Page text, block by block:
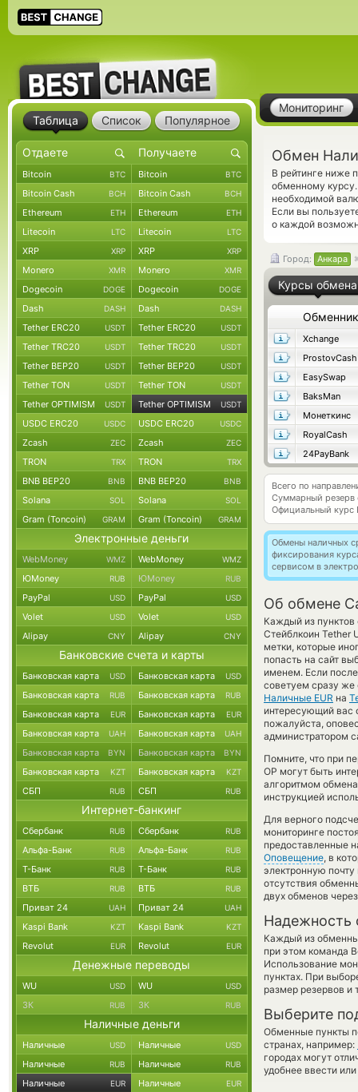
Мониторинг
Обмен
В рейтинге ниже
обменному
необходимой
Если вы
о каждой
Город: Анкара
Курсы обмена
Обменник
Xchange
ProstovCash
EasySwap
BaksMan
Монеткинс
RoyalCash
24PayBank
Всего по
Суммарный резерв
Официальный курс
Обмены наличных
фиксирования
сервисом в
Об обмене
Каждый из пунктов
Стейблкоин Tether
метки, которые
попасть на сайт
именем. Если
советуем сразу же
Наличные EUR на
интересующий вас
пожалуйста,
администратором
Помните, что при
OP могут быть
алгоритмом
инструкцией
Для верного
мониторинге
предоставленные
Оповещение, в
электронную почту
отсутствия
двух обменов
Надежность
Каждый из
при этом команда
Использование
пунктах. При
размер резервов и
Выберите
Обменные пункты
странах, например:
городах могут
удобнее ввести
Таблица Список Популярное
Bitcoin BTC Bitcoin BTC
Bitcoin Cash BCH Bitcoin Cash BCH
Ethereum ETH Ethereum ETH
Litecoin LTC Litecoin LTC
XRP XRP XRP XRP
Monero XMR Monero XMR
Dogecoin DOGE Dogecoin DOGE
Dash DASH Dash DASH
Tether ERC20 USDT Tether ERC20 USDT
Tether TRC20 USDT Tether TRC20 USDT
Tether BEP20 USDT Tether BEP20 USDT
Tether TON USDT Tether TON USDT
Tether OPTIMISM USDT Tether OPTIMISM USDT
USDC ERC20 USDC USDC ERC20 USDC
Zcash ZEC Zcash ZEC
TRON TRX TRON TRX
BNB BEP20 BNB BNB BEP20 BNB
Solana SOL Solana SOL
Gram (Toncoin) GRAM Gram (Toncoin) GRAM
Электронные деньги
WebMoney WMZ WebMoney WMZ
ЮMoney RUB ЮMoney RUB
PayPal USD PayPal USD
Volet USD Volet USD
Alipay CNY Alipay CNY
Банковские счета и карты
Банковская карта USD Банковская карта USD
Банковская карта RUB Банковская карта RUB
Банковская карта EUR Банковская карта EUR
Банковская карта UAH Банковская карта UAH
Банковская карта BYN Банковская карта BYN
Банковская карта KZT Банковская карта KZT
СБП RUB СБП RUB
Интернет-банкинг
Сбербанк RUB Сбербанк RUB
Альфа-Банк RUB Альфа-Банк RUB
Т-Банк RUB Т-Банк RUB
ВТБ RUB ВТБ RUB
Приват 24 UAH Приват 24 UAH
Kaspi Bank KZT Kaspi Bank KZT
Revolut EUR Revolut EUR
Денежные переводы
WU USD WU USD
ЗК RUB ЗК RUB
Наличные деньги
Наличные USD Наличные USD
Наличные RUB Наличные RUB
Наличные EUR Наличные EUR